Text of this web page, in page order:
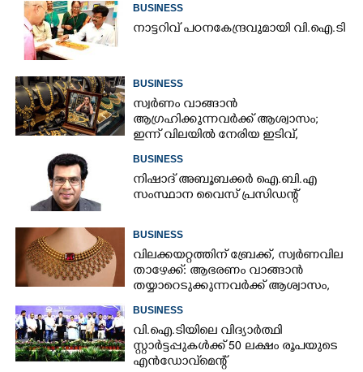
BUSINESS
നാ​ട്ട​റി​വ് ​പ​ഠ​ന​കേ​ന്ദ്ര​വു​മാ​യി​ ​വി.​ഐ.​ടി
BUSINESS
സ്വർണം വാങ്ങാൻ
ആഗ്രഹിക്കുന്നവർക്ക് ആശ്വാസം;
ഇന്ന് വിലയിൽ നേരിയ ഇടിവ്,
BUSINESS
നിഷാദ് അബൂബക്കർ ഐ.ബി.എ
സംസ്ഥാന വൈസ് പ്രസിഡന്റ്
BUSINESS
വിലക്കയറ്റത്തിന് ബ്രേക്ക്, സ്വർണവില
താഴേക്ക്: ആഭരണം വാങ്ങാൻ
തയ്യാറെടുക്കുന്നവർക്ക് ആശ്വാസം,
BUSINESS
വി.ഐ.ടിയിലെ വിദ്യാർത്ഥി
സ്റ്റാർട്ടപ്പുകൾക്ക് 50 ലക്ഷം രൂപയുടെ
എൻഡോവ്‌മെന്റ്